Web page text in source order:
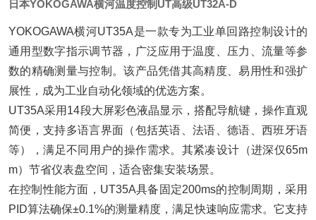
日本YOKOGAWA横河温度控制UT高级UT32A-D
YOKOGAWA横河UT35A是一款专为工业单回路控制设计的
通用型数字指示调节器，广泛应用于温度、压力、流量等参
数的精确测量与控制。该产品凭借其高精度、易用性和强扩
展性，成为工业自动化领域的优选方案。
UT35A采用14段大屏彩色液晶显示，搭配导航键，操作直观
简便，支持多语言界面（包括英语、法语、德语、西班牙语
等），满足不同用户的操作需求。其紧凑设计（进深仅65m
m）节省仪表盘空间，适合密集安装场景。
在控制性能方面，UT35A具备固定200ms的控制周期，采用
PID算法确保±0.1%的测量精度，满足快速响应需求。它支持